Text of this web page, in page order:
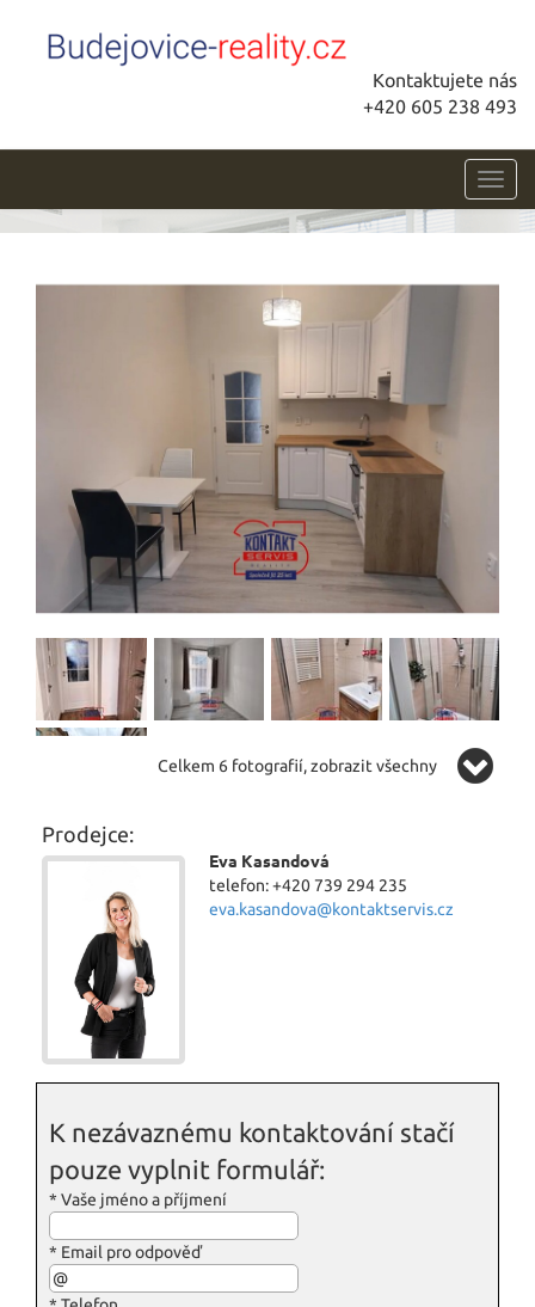
Kontaktujete nás
+420 605 238 493
Celkem 6 fotografií, zobrazit všechny
Prodejce:
Eva Kasandová
telefon: +420 739 294 235
eva.kasandova@kontaktservis.cz
K nezávaznému kontaktování stačí
pouze vyplnit formulář:
* Vaše jméno a příjmení
* Email pro odpověď